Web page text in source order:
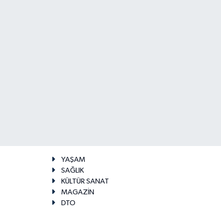
YAŞAM
SAĞLIK
KÜLTÜR SANAT
MAGAZİN
DTO